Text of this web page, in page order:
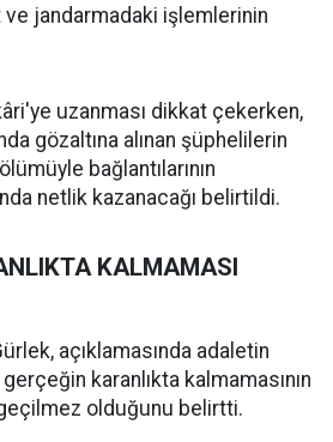
jandarmadaki işlemlerinin
uzanması dikkat çekerken,
gözaltına alınan şüphelilerin
bağlantılarının
netlik kazanacağı belirtildi.
KALMAMASI
açıklamasında adaletin
karanlıkta kalmamasının
olduğunu belirtti.